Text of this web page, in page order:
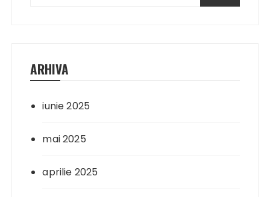
ARHIVA
iunie 2025
mai 2025
aprilie 2025